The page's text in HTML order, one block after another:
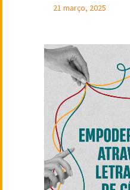
21 março, 2025